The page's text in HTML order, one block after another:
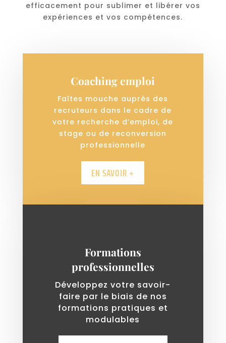
efficacement pour sublimer et libérer vos
expériences et vos compétences.
Coaching emploi
Faîtes mouche auprès des
recruteurs dans le cadre de
votre recherche d’emploi, de
stage ou de reconversion
professionnelle
EN SAVOIR +
Formations
professionnelles
Développez votre savoir-
faire par le biais de nos
formations pratiques et
modulables